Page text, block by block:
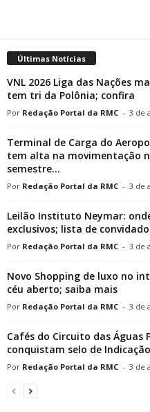
Últimas Notícias
VNL 2026 Liga das Nações
tem tri da Polônia; confira
Redação Portal da RMC - 3 de
Terminal de Carga do
tem alta na movimentação
semestre...
Redação Portal da RMC - 3 de
Leilão Instituto Neymar:
exclusivos; lista de
Redação Portal da RMC - 3 de
Novo Shopping de luxo no
céu aberto; saiba mais
Redação Portal da RMC - 3 de
Cafés do Circuito das Águas
conquistam selo de
Redação Portal da RMC - 3 de